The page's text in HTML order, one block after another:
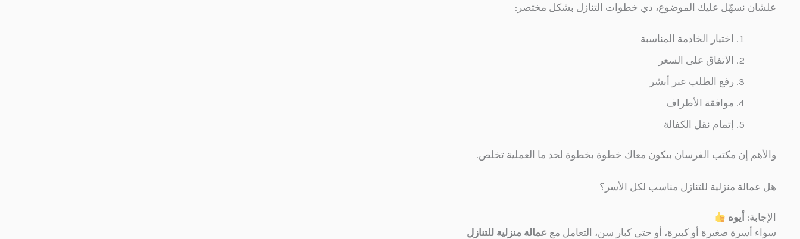
علشان نسهّل عليك الموضوع، دي خطوات التنازل بشكل مختصر:
اختيار الخادمة المناسبة
الاتفاق على السعر
رفع الطلب عبر أبشر
موافقة الأطراف
إتمام نقل الكفالة
والأهم إن مكتب الفرسان بيكون معاك خطوة بخطوة لحد ما العملية تخلص.
هل عمالة منزلية للتنازل مناسب لكل الأسر؟
الإجابة: أيوه
سواء أسرة صغيرة أو كبيرة، أو حتى كبار سن، التعامل مع عمالة منزلية للتنازل